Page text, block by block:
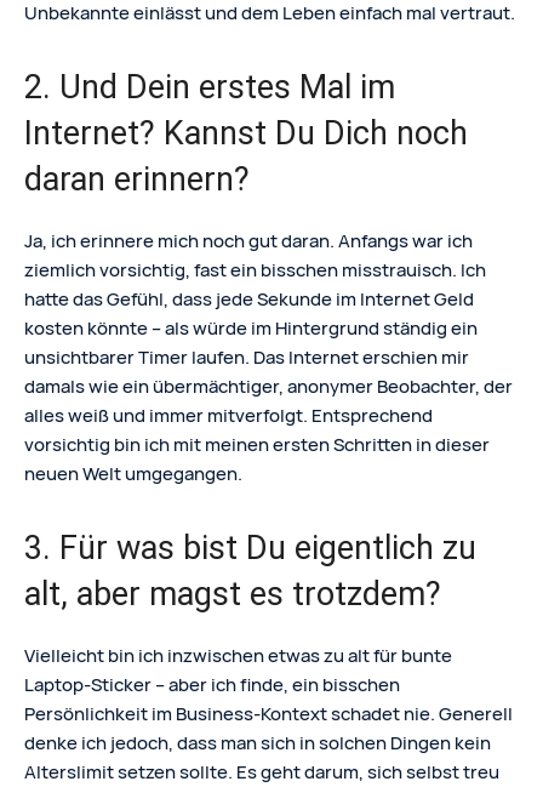
Unbekannte einlässt und dem Leben einfach mal vertraut.
2. Und Dein erstes Mal im
Internet? Kannst Du Dich noch
daran erinnern?
Ja, ich erinnere mich noch gut daran. Anfangs war ich
ziemlich vorsichtig, fast ein bisschen misstrauisch. Ich
hatte das Gefühl, dass jede Sekunde im Internet Geld
kosten könnte – als würde im Hintergrund ständig ein
unsichtbarer Timer laufen. Das Internet erschien mir
damals wie ein übermächtiger, anonymer Beobachter, der
alles weiß und immer mitverfolgt. Entsprechend
vorsichtig bin ich mit meinen ersten Schritten in dieser
neuen Welt umgegangen.
3. Für was bist Du eigentlich zu
alt, aber magst es trotzdem?
Vielleicht bin ich inzwischen etwas zu alt für bunte
Laptop-Sticker – aber ich finde, ein bisschen
Persönlichkeit im Business-Kontext schadet nie. Generell
denke ich jedoch, dass man sich in solchen Dingen kein
Alterslimit setzen sollte. Es geht darum, sich selbst treu